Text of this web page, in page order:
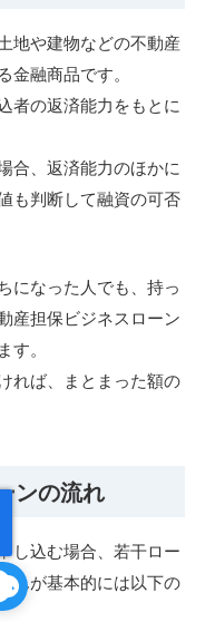
地や建物などの不動産
金融商品です。
者の返済能力をもとに
合、返済能力のほかに
も判断して融資の可否
になった人でも、持っ
産担保ビジネスローン
。
れば、まとまった額の
ンの流れ
し込む場合、若干ロー
んが基本的には以下の